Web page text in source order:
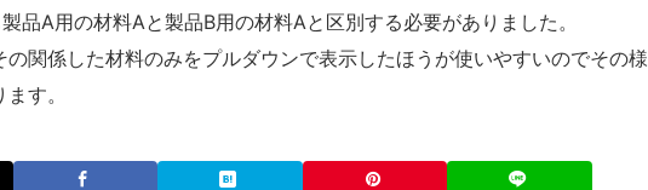
品A用の材料Aと製品B用の材料Aと区別する必要がありました。
関係した材料のみをプルダウンで表示したほうが使いやすいのでその様
す。